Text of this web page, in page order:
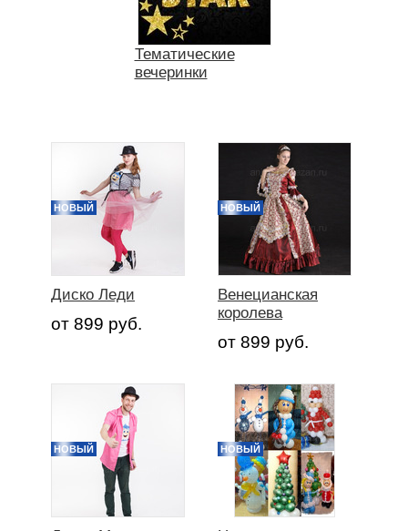
Тематические
вечеринки
НОВЫЙ
Диско Леди
от 899 руб.
НОВЫЙ
Венецианская
королева
от 899 руб.
НОВЫЙ НОВЫЙ